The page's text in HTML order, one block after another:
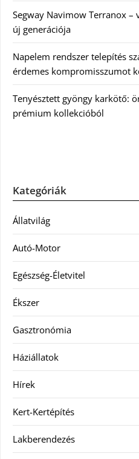
Segway Navimow Terranox
új generációja
Napelem rendszer telepítés
érdemes kompromisszumot
Tenyésztett gyöngy karkötő:
prémium kollekcióból
Kategóriák
Állatvilág
Autó-Motor
Egészség-Életvitel
Ékszer
Gasztronómia
Háziállatok
Hírek
Kert-Kertépítés
Lakberendezés